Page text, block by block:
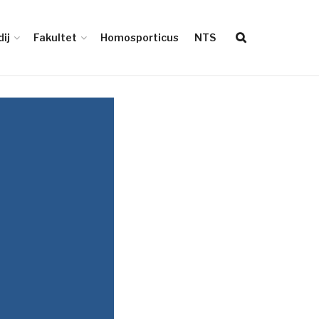
Fakultet Homosporticus NTS